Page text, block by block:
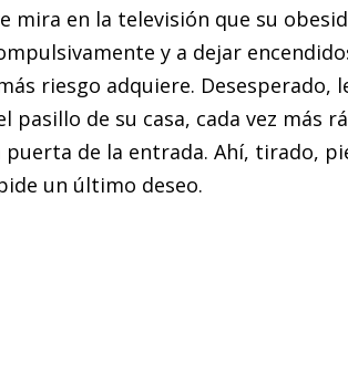
mira en la televisión que su
y a dejar
riesgo adquiere. Desesperado,
pasillo de su casa, cada vez más
puerta de la entrada. Ahí, tirado,
un último deseo.